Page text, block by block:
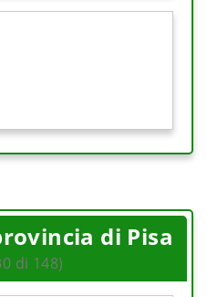
di Pisa
di 148)